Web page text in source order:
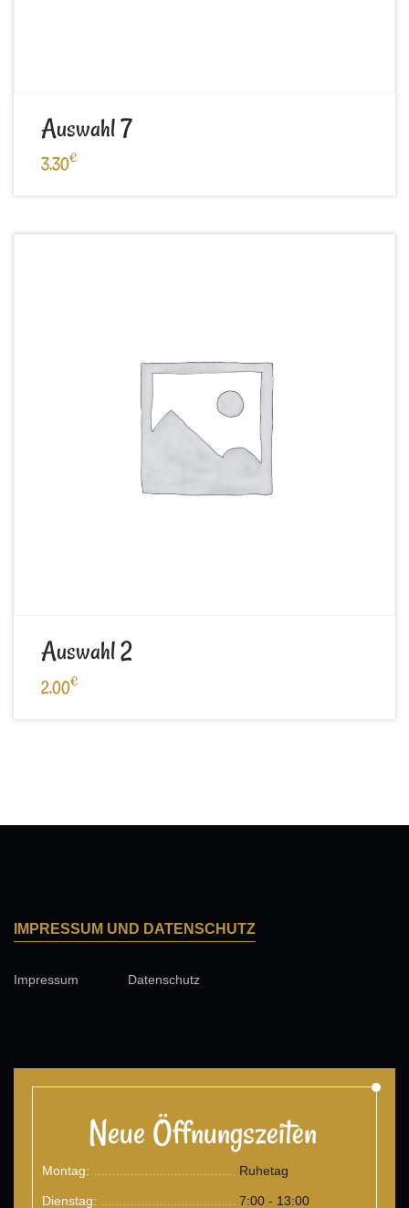
Auswahl 7
3,30€
Auswahl 2
2,00€
IMPRESSUM UND DATENSCHUTZ
Impressum Datenschutz
Neue Öffnungszeiten
Montag: Ruhetag
Dienstag: .......................................7:00 - 13:00